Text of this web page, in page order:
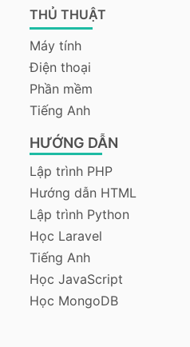
THỦ THUẬT
Máy tính
Điện thoại
Phần mềm
Tiếng Anh
HƯỚNG DẪN
Lập trình PHP
Hướng dẫn HTML
Lập trình Python
Học Laravel
Tiếng Anh
Học JavaScript
Học MongoDB